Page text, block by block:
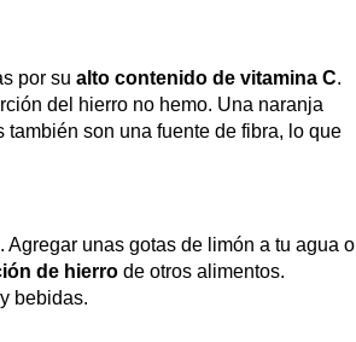
por sualto contenido de vitamina C.
del hierro no hemo. Una naranja
son una fuente de fibra, lo que
. Agregar unas gotas de limón a tu agua o
de hierro de otros alimentos.
bebidas.